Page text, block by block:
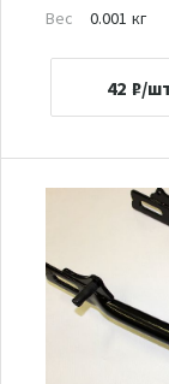
Вес
0.001 кг
42 ₽/